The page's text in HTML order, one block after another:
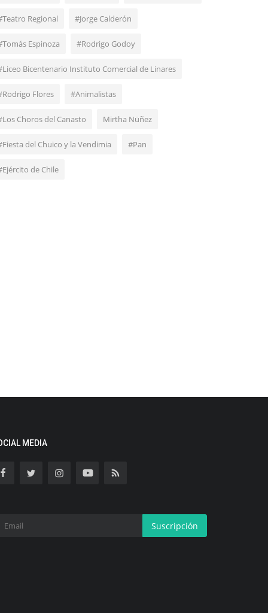
Regional #Jorge Calderón
Espinoza #Rodrigo Godoy
Bicentenario Instituto Comercial de Linares
Flores #Animalistas
Choros del Canasto Mirtha Nüñez
del Chuico y la Vendimia #Pan
de Chile
MEDIA
Suscripción